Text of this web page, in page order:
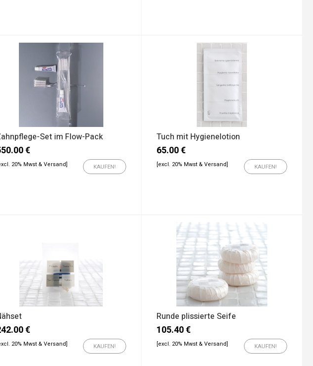
Set im Flow-Pack
€
20% Mwst & Versand] KAUFEN!
Tuch mit Hygienelotion
65.00€
[excl. 20% Mwst & Versand] KAUFEN!
€
20% Mwst & Versand] KAUFEN!
Runde plissierte Seife
105.40€
[excl. 20% Mwst & Versand] KAUFEN!